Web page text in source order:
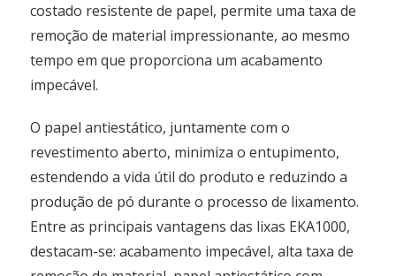
costado resistente de papel, permite uma taxa de
remoção de material impressionante, ao mesmo
tempo em que proporciona um acabamento
impecável.
O papel antiestático, juntamente com o
revestimento aberto, minimiza o entupimento,
estendendo a vida útil do produto e reduzindo a
produção de pó durante o processo de lixamento.
Entre as principais vantagens das lixas EKA1000,
destacam-se: acabamento impecável, alta taxa de